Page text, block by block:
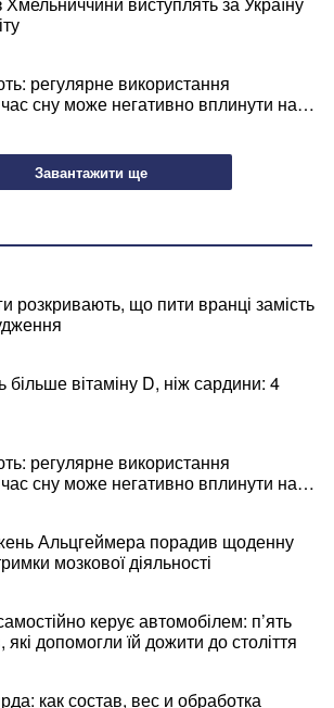
регулярне використання
сну може негативно вплинути на
Завантажити ще
розкривають, що пити вранці замість
більше вітаміну D, ніж сардини: 4
регулярне використання
сну може негативно вплинути на
Альцгеймера порадив щоденну
мозкової діяльності
керує автомобілем: п’ять
які допомогли їй дожити до століття
как состав, вес и обработка